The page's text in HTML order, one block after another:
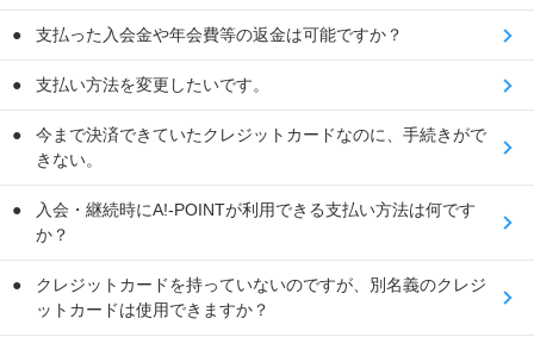
支払った入会金や年会費等の返金は可能ですか？
支払い方法を変更したいです。
今まで決済できていたクレジットカードなのに、手続きがで
きない。
入会・継続時にA!-POINTが利用できる支払い方法は何です
か？
クレジットカードを持っていないのですが、別名義のクレジ
ットカードは使用できますか？